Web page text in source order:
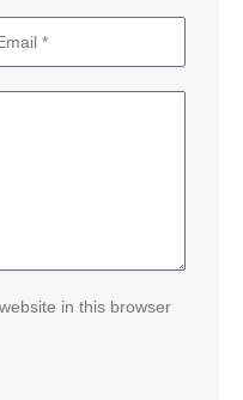
in this browser